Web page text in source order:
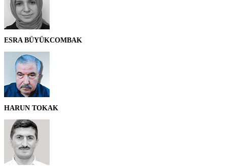
ESRA BÜYÜKCOMBAK
HARUN TOKAK